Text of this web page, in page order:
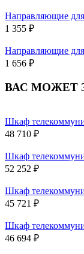
Направляющие
1 355 ₽
Направляющие
1 656 ₽
ВАС МОЖЕТ
Шкаф
48 710 ₽
Шкаф
52 252 ₽
Шкаф
45 721 ₽
Шкаф
46 694 ₽